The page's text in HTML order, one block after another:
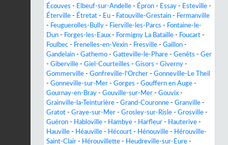
Écouves - Elbeuf-sur-Andelle - Épron - Essay - Esteville -
Éterville - Étretat - Eu - Fatouville-Grestain - Fermanville
- Feuguerolles-Bully - Fierville-les-Parcs - Fontaine-le-
Dun - Forges-les-Eaux - Formigny La Bataille - Foucart -
Foulbec - Frenelles-en-Vexin - Fresville - Gaillon -
Gandelain - Gathemo - Gatteville-le-Phare - Genêts - Ger
- Giberville - Giel-Courteilles - Gisors - Giverny -
Gommerville - Gonfreville-l'Orcher - Gonneville-Le Theil
- Gonneville-sur-Mer - Gorges - Gouffern en Auge -
Gournay-en-Bray - Gouville-sur-Mer - Gouvix -
Grainville-la-Teinturière - Grand-Couronne - Granville -
Gratot - Graye-sur-Mer - Grosley-sur-Risle - Grosville -
Guéron - Habloville - Hambye - Harfleur - Hauterive -
Hauville - Héauville - Hécourt - Hénouville - Hérouville-
Saint-Clair - Hérouvillette - Heudreville-sur-Eure -